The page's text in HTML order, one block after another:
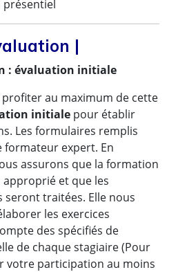
présentiel
|
: évaluation initiale
au maximum de cette
initiale pour établir
Les formulaires remplis
formateur expert. En
assurons que la formation
et que les
traitées. Elle nous
les exercices
des spécifiés de
de chaque stagiaire (Pour
votre participation au moins
concrets